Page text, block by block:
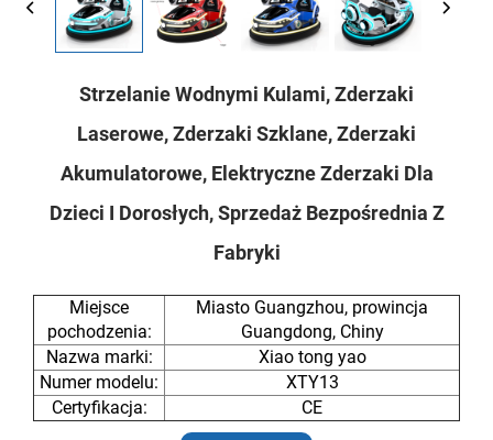
Strzelanie Wodnymi Kulami, Zderzaki
Laserowe, Zderzaki Szklane, Zderzaki
Akumulatorowe, Elektryczne Zderzaki Dla
Dzieci I Dorosłych, Sprzedaż Bezpośrednia Z
Fabryki
Miejsce
pochodzenia:
Miasto Guangzhou, prowincja
Guangdong, Chiny
Nazwa marki:
Xiao tong yao
Numer modelu:
XTY13
Certyfikacja:
CE